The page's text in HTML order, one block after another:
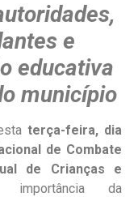
e
educativa
município
terça-feira, dia
de Combate
de Crianças e
da